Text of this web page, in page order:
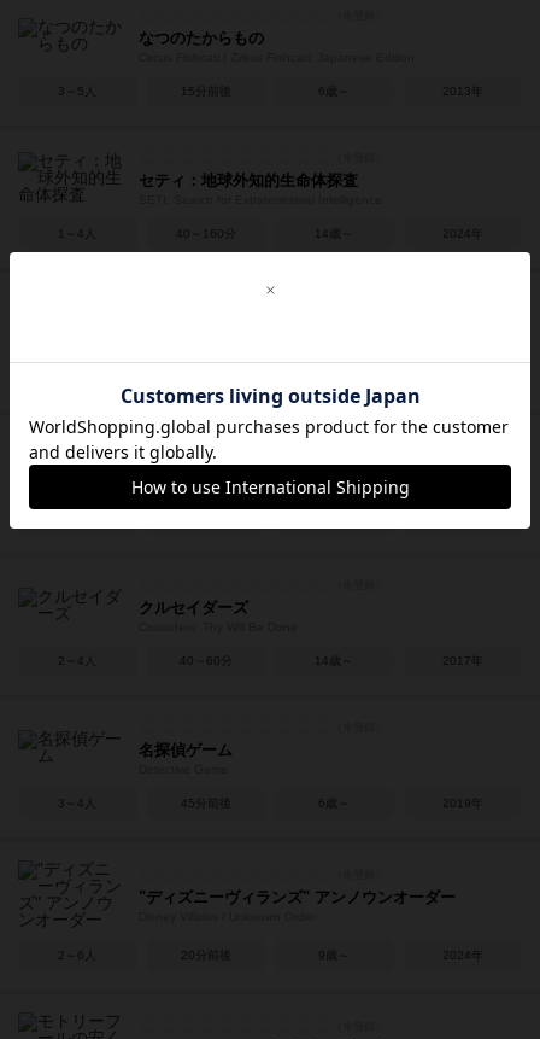
なつのたからもの
3～5人 15分前後 6歳～ 2013年
セティ：地球外知的生命体探査
1～4人 40～160分 14歳～ 2024年
ハイソサエティ
High Society
クルセイダーズ
2～4人 40～60分 14歳～ 2017年
名探偵ゲーム
3～4人 45分前後 6歳～ 2019年
"ディズニーヴィランズ" アンノウンオーダー
2～6人 20分前後 9歳～ 2024年